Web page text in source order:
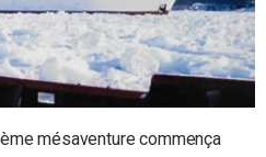
mésaventure commença